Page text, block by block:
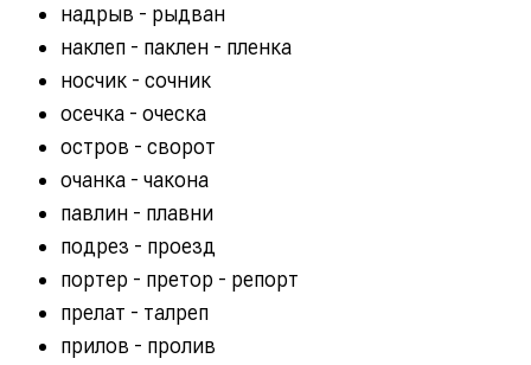
надрыв - рыдван
наклеп - паклен - пленка
носчик - сочник
осечка - оческа
остров - сворот
очанка - чакона
павлин - плавни
подрез - проезд
портер - претор - репорт
прелат - талреп
прилов - пролив